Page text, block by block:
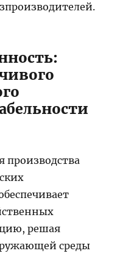
производства
решая
среды